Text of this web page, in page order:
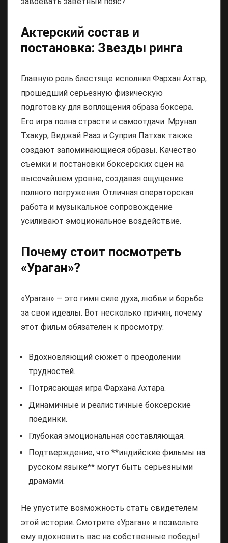
Актерский состав и
постановка: Звезды ринга
Главную роль блестяще исполнил Фархан Ахтар,
прошедший серьезную физическую
подготовку для воплощения образа боксера.
Его игра полна страсти и самоотдачи. Мрунал
Тхакур, Виджай Рааз и Суприя Патхак также
создают запоминающиеся образы. Качество
съемки и постановки боксерских сцен на
высочайшем уровне, создавая ощущение
полного погружения. Отличная операторская
работа и музыкальное сопровождение
усиливают эмоциональное воздействие.
Почему стоит посмотреть
«Ураган»?
«Ураган» — это гимн силе духа, любви и борьбе
за свои идеалы. Вот несколько причин, почему
этот фильм обязателен к просмотру:
Вдохновляющий сюжет о преодолении
трудностей.
Потрясающая игра Фархана Ахтара.
Динамичные и реалистичные боксерские
поединки.
Глубокая эмоциональная составляющая.
Подтверждение, что **индийские фильмы на
русском языке** могут быть серьезными
драмами.
Не упустите возможность стать свидетелем
этой истории. Смотрите «Ураган» и позвольте
ему вдохновить вас на собственные победы!